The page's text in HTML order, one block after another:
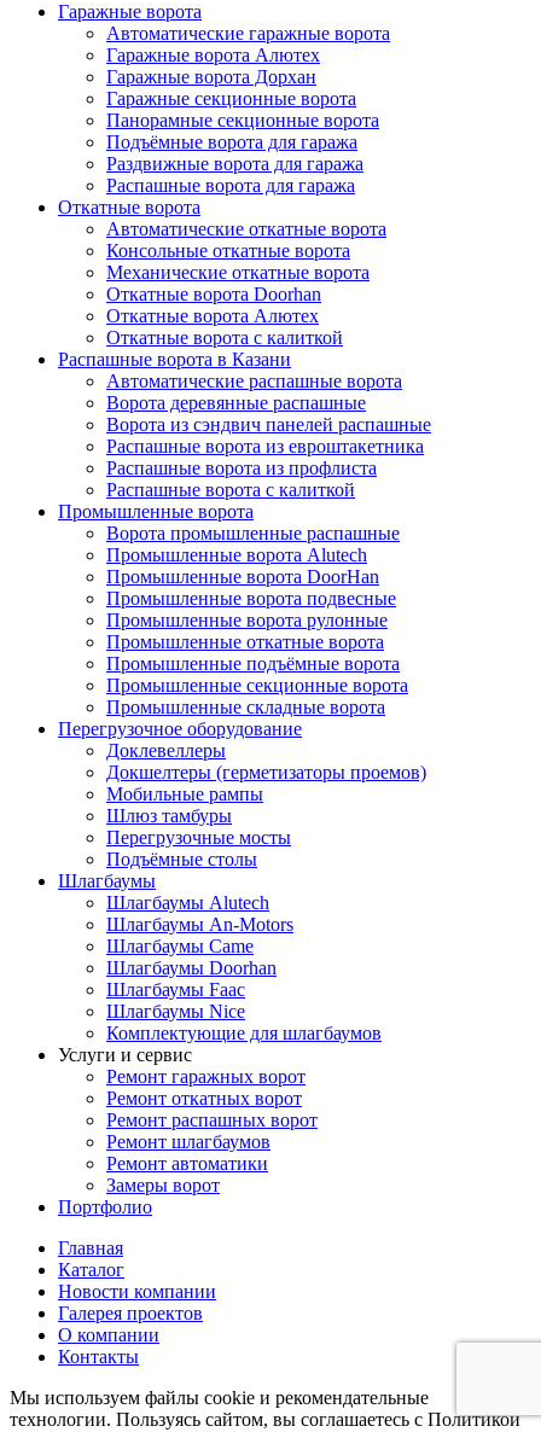
Гаражные ворота
Автоматические гаражные ворота
Гаражные ворота Алютех
Гаражные ворота Дорхан
Гаражные секционные ворота
Панорамные секционные ворота
Подъёмные ворота для гаража
Раздвижные ворота для гаража
Распашные ворота для гаража
Откатные ворота
Автоматические откатные ворота
Консольные откатные ворота
Механические откатные ворота
Откатные ворота Doorhan
Откатные ворота Алютех
Откатные ворота с калиткой
Распашные ворота в Казани
Автоматические распашные ворота
Ворота деревянные распашные
Ворота из сэндвич панелей распашные
Распашные ворота из евроштакетника
Распашные ворота из профлиста
Распашные ворота с калиткой
Промышленные ворота
Ворота промышленные распашные
Промышленные ворота Alutech
Промышленные ворота DoorHan
Промышленные ворота подвесные
Промышленные ворота рулонные
Промышленные откатные ворота
Промышленные подъёмные ворота
Промышленные секционные ворота
Промышленные складные ворота
Перегрузочное оборудование
Доклевеллеры
Докшелтеры (герметизаторы проемов)
Мобильные рампы
Шлюз тамбуры
Перегрузочные мосты
Подъёмные столы
Шлагбаумы
Шлагбаумы Alutech
Шлагбаумы An-Motors
Шлагбаумы Came
Шлагбаумы Doorhan
Шлагбаумы Faac
Шлагбаумы Nice
Комплектующие для шлагбаумов
Услуги и сервис
Ремонт гаражных ворот
Ремонт откатных ворот
Ремонт распашных ворот
Ремонт шлагбаумов
Ремонт автоматики
Замеры ворот
Портфолио
Главная
Каталог
Новости компании
Галерея проектов
О компании
Контакты
Мы используем файлы cookie и рекомендательные
технологии. Пользуясь сайтом, вы соглашаетесь с Политикой